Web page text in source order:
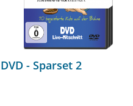
DVD - Sparset 2